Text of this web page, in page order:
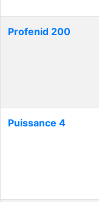
Profenid 200
Puissance 4